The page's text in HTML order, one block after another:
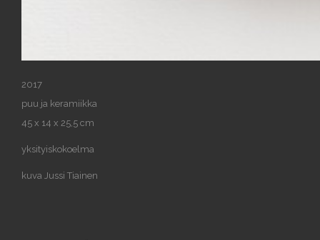
2017
puu ja keramiikka
45 x 14 x 25,5 cm
yksityiskokoelma
kuva Jussi Tiainen